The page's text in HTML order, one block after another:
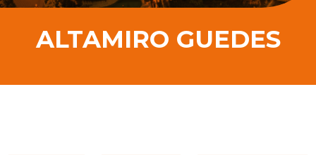
ALTAMIRO GUEDES